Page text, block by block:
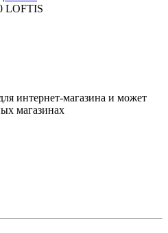
LOFTIS
интернет-магазина и может
магазинах